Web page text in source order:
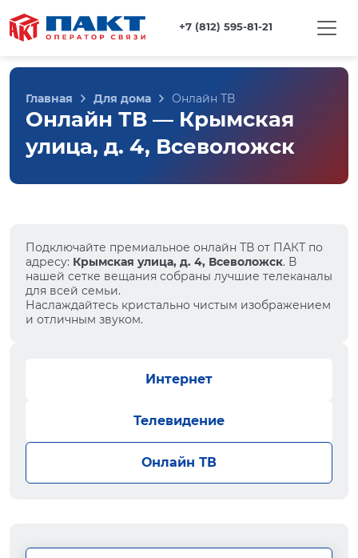
+7 (812) 595-81-21
Главная Для дома Онлайн ТВ
Онлайн ТВ — Крымская
улица, д. 4, Всеволожск
Подключайте премиальное онлайн ТВ от ПАКТ по
адресу: Крымская улица, д. 4, Всеволожск. В
нашей сетке вещания собраны лучшие телеканалы
для всей семьи.
Наслаждайтесь кристально чистым изображением
и отличным звуком.
Интернет
Телевидение
Онлайн ТВ